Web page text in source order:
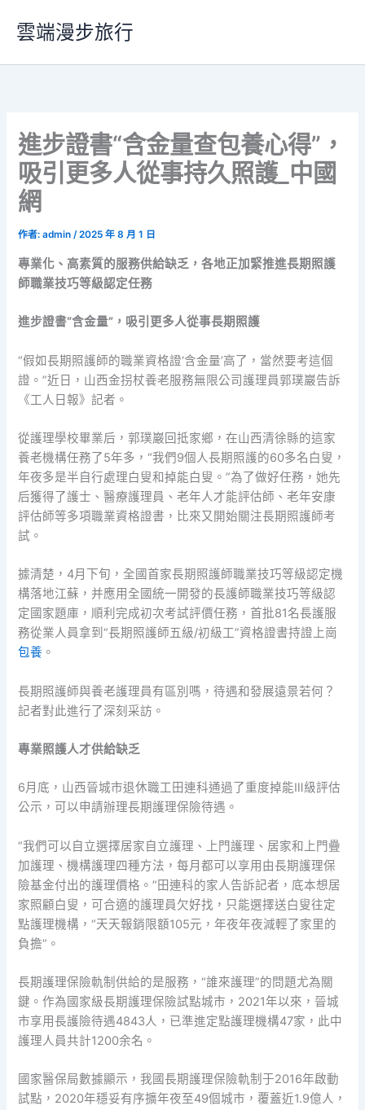
要
雲端漫步旅行
進步證書“含金量查包養心得”，
吸引更多人從事持久照護_中國
網
作者:admin/2025 年 8 月 1 日
專業化、高素質的服務供給缺乏，各地正加緊推進長期照護
師職業技巧等級認定任務
進步證書“含金量”，吸引更多人從事長期照護
“假如長期照護師的職業資格證‘含金量’高了，當然要考這個
證。”近日，山西金拐杖養老服務無限公司護理員郭璞巖告訴
《工人日報》記者。
從護理學校畢業后，郭璞巖回抵家鄉，在山西清徐縣的這家
養老機構任務了5年多，“我們9個人長期照護的60多名白叟，
年夜多是半自行處理白叟和掉能白叟。”為了做好任務，她先
后獲得了護士、醫療護理員、老年人才能評估師、老年安康
評估師等多項職業資格證書，比來又開始關注長期照護師考
試。
據清楚，4月下旬，全國首家長期照護師職業技巧等級認定機
構落地江蘇，并應用全國統一開發的長護師職業技巧等級認
定國家題庫，順利完成初次考試評價任務，首批81名長護服
務從業人員拿到“長期照護師五級/初級工”資格證書持證上崗
包養 。
長期照護師與養老護理員有區別嗎，待遇和發展遠景若何？
記者對此進行了深刻采訪。
專業照護人才供給缺乏
6月底，山西晉城市退休職工田連科通過了重度掉能Ⅲ級評估
公示，可以申請辦理長期護理保險待遇。
“我們可以自立選擇居家自立護理、上門護理、居家和上門疊
加護理、機構護理四種方法，每月都可以享用由長期護理保
險基金付出的護理價格。”田連科的家人告訴記者，底本想居
家照顧白叟，可合適的護理員欠好找，只能選擇送白叟往定
點護理機構，“天天報銷限額105元，年夜年夜減輕了家里的
負擔”。
長期護理保險軌制供給的是服務，“誰來護理”的問題尤為關
鍵。作為國家級長期護理保險試點城市，2021年以來，晉城
市享用長護險待遇4843人，已準進定點護理機構47家，此中
護理人員共計1200余名。
國家醫保局數據顯示，我國長期護理保險軌制于2016年啟動
試點，2020年穩妥有序擴年夜至49個城市，覆蓋近1.9億人，